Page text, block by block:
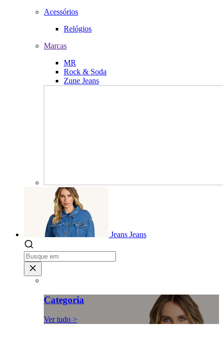
Acessórios
Relógios
Marcas
MR
Rock & Soda
Zune Jeans
Jeans Jeans
Categoria
Ver tudo >